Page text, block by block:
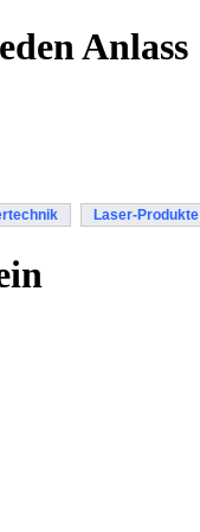
Anlass
Laser-Produkte